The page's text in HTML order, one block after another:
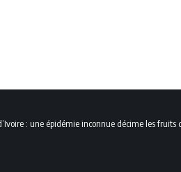
: une épidémie inconnue décime les fruits